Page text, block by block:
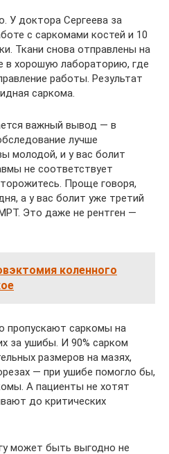
У доктора Сергеева за
с саркомами костей и 10
Ткани снова отправлены на
в хорошую лабораторию, где
работы. Результат
саркома.
важный вывод — в
лучше
молодой, и у вас болит
не соответствует
Проще говоря,
а у вас болит уже третий
Это даже не рентген —
коленного
пропускают саркомы на
за ушибы. И 90% сарком
размеров на мазях,
— при ушибе помогло бы,
А пациенты не хотят
до критических
может быть выгодно не